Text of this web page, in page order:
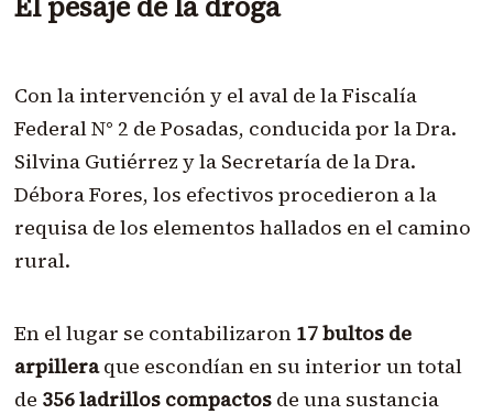
Con la intervención y el aval de la Fiscalía
Federal N° 2 de Posadas, conducida por la Dra.
Silvina Gutiérrez y la Secretaría de la Dra.
Débora Fores, los efectivos procedieron a la
requisa de los elementos hallados en el camino
rural.
En el lugar se contabilizaron 17 bultos de
arpilleraque escondían en su interior un total
de 356 ladrillos compactosde una sustancia